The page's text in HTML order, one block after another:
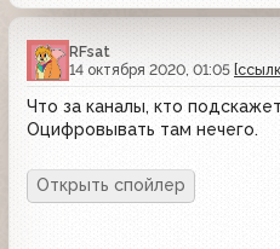
RFsat
14 октября 2020, 01:05
Что за каналы, кто
Оцифровывать там нечего.